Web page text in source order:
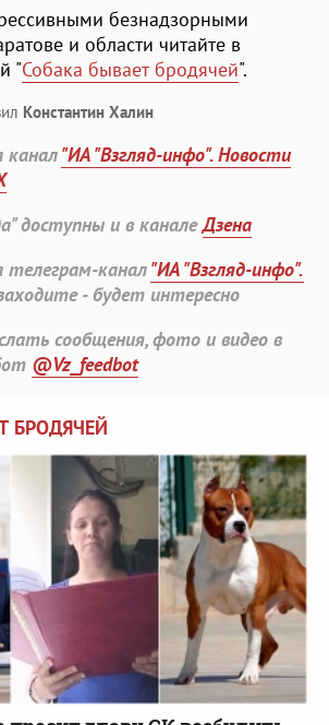
безнадзорными
и области читайте в
"Собака бывает бродячей".
Константин Халин
канал"ИА "Взгляд-инфо". Новости
доступны и в каналеДзена
канал"ИА "Взгляд-инфо".
- будет интересно
сообщения, фото и видео в
@Vz_feedbot
БРОДЯЧЕЙ